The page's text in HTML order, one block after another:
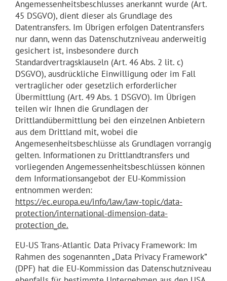
Angemessenheitsbeschlusses anerkannt wurde (Art.
45 DSGVO), dient dieser als Grundlage des
Datentransfers. Im Übrigen erfolgen Datentransfers
nur dann, wenn das Datenschutzniveau anderweitig
gesichert ist, insbesondere durch
Standardvertragsklauseln (Art. 46 Abs. 2 lit. c)
DSGVO), ausdrückliche Einwilligung oder im Fall
vertraglicher oder gesetzlich erforderlicher
Übermittlung (Art. 49 Abs. 1 DSGVO). Im Übrigen
teilen wir Ihnen die Grundlagen der
Drittlandübermittlung bei den einzelnen Anbietern
aus dem Drittland mit, wobei die
Angemesenheitsbeschlüsse als Grundlagen vorrangig
gelten. Informationen zu Drittlandtransfers und
vorliegenden Angemessenheitsbeschlüssen können
dem Informationsangebot der EU-Kommission
entnommen werden:
https://ec.europa.eu/info/law/law-topic/data-
protection/international-dimension-data-
protection_de.
EU-US Trans-Atlantic Data Privacy Framework: Im
Rahmen des sogenannten „Data Privacy Framework”
(DPF) hat die EU-Kommission das Datenschutzniveau